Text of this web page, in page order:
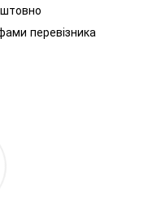
перевізника